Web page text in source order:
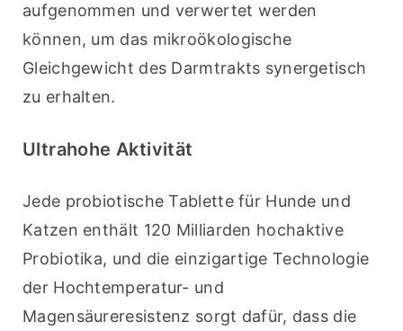
aufgenommen und verwertet werden
können, um das mikroökologische
Gleichgewicht des Darmtrakts synergetisch
zu erhalten.
Ultrahohe Aktivität
Jede probiotische Tablette für Hunde und
Katzen enthält 120 Milliarden hochaktive
Probiotika, und die einzigartige Technologie
der Hochtemperatur- und
Magensäureresistenz sorgt dafür, dass die